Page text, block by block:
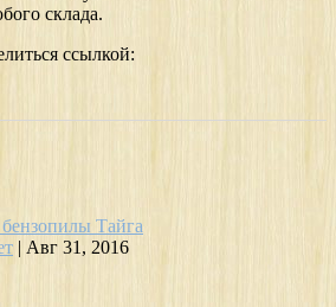
склада.
ссылкой:
Тайга
| Авг 31, 2016